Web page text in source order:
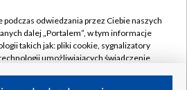
Kontakt
Kanały
odwiedzania przez Ciebie naszych
dalej „Portalem”, w tym informacje
takich jak: pliki cookie, sygnalizatory
umożliwiających świadczenie